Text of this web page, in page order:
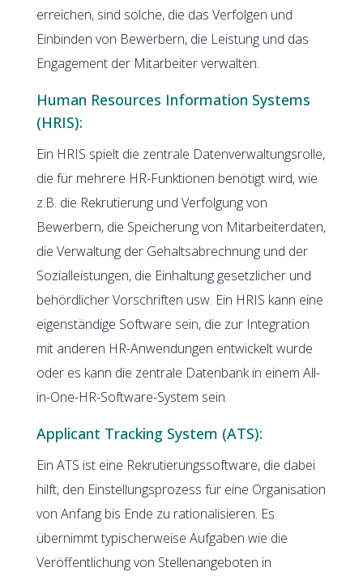
erreichen, sind solche, die das Verfolgen und
Einbinden von Bewerbern, die Leistung und das
Engagement der Mitarbeiter verwalten.
Human Resources Information Systems
(HRIS):
Ein HRIS spielt die zentrale Datenverwaltungsrolle,
die für mehrere HR-Funktionen benötigt wird, wie
z.B. die Rekrutierung und Verfolgung von
Bewerbern, die Speicherung von Mitarbeiterdaten,
die Verwaltung der Gehaltsabrechnung und der
Sozialleistungen, die Einhaltung gesetzlicher und
behördlicher Vorschriften usw. Ein HRIS kann eine
eigenständige Software sein, die zur Integration
mit anderen HR-Anwendungen entwickelt wurde
oder es kann die zentrale Datenbank in einem All-
in-One-HR-Software-System sein.
Applicant Tracking System (ATS):
Ein ATS ist eine Rekrutierungssoftware, die dabei
hilft, den Einstellungsprozess für eine Organisation
von Anfang bis Ende zu rationalisieren. Es
übernimmt typischerweise Aufgaben wie die
Veröffentlichung von Stellenangeboten in